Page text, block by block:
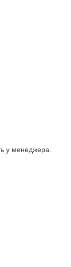
у менеджера.